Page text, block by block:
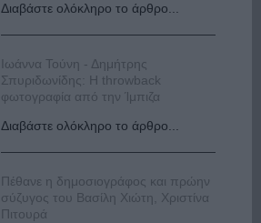
Διαβάστε ολόκληρο το άρθρο...
Ιωάννα Τούνη - Δημήτρης
Σπυριδωνίδης: Η throwback
φωτογραφία από την Ίμπιζα
Διαβάστε ολόκληρο το άρθρο...
Πέθανε η δημοσιογράφος και πρώην
σύζυγος του Βασίλη Χιώτη, Χριστίνα
Πιτουρά